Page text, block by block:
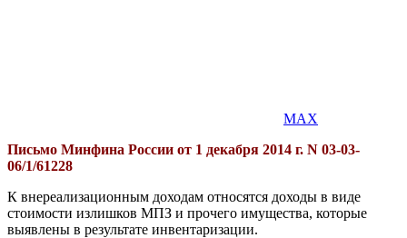
MAX
Письмо Минфина России от 1 декабря 2014 г. N 03-03-
06/1/61228
К внереализационным доходам относятся доходы в виде
стоимости излишков МПЗ и прочего имущества, которые
выявлены в результате инвентаризации.